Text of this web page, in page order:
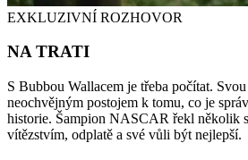
EXKLUZIVNÍ ROZHOVOR
NA TRATI
S Bubbou Wallacem je třeba počítat.
neochvějným postojem k tomu, co je
historie. Šampion NASCAR řekl několik
vítězstvím, odplatě a své vůli být nejlepší.